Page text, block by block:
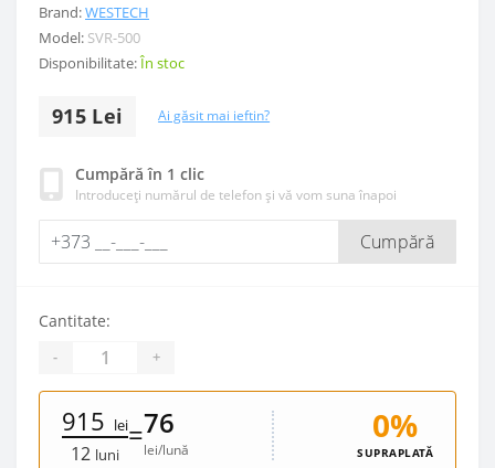
Brand:WESTECH
Model: SVR-500
Disponibilitate:În stoc
915 Lei Ai găsit mai ieftin?
Cumpără în 1 clic
Introduceți numărul de telefon și vă vom suna înapoi
Cumpără
Cantitate:
- +
915 lei
12 luni
=76
lei/lună
0%
SUPRAPLATĂ